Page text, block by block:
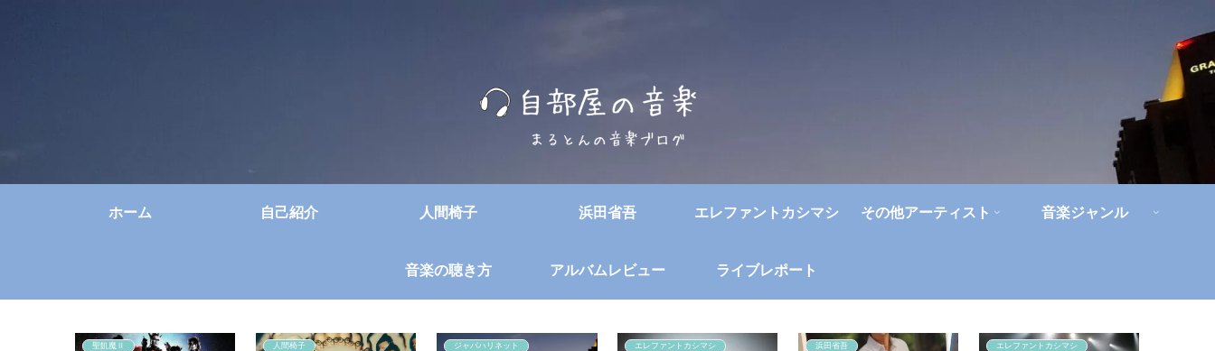
ホーム 自己紹介 人間椅子 浜田省吾 エレファントカシマシ その他アーティスト 音楽ジャンル
音楽の聴き方 アルバムレビュー ライブレポート
聖飢魔Ⅱ 人間椅子 ジャパハリネット エレファントカシマシ 浜田省吾 エレファントカシマシ